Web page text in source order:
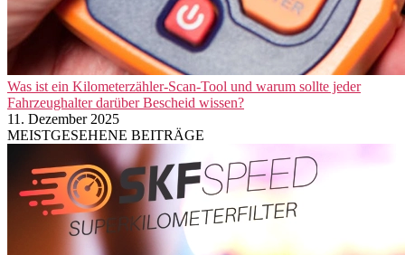
Was ist ein Kilometerzähler-Scan-Tool und warum sollte jeder
Fahrzeughalter darüber Bescheid wissen?
11. Dezember 2025
MEISTGESEHENE BEITRÄGE